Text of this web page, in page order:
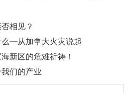
相见？
—从加拿大火灾说起
新区的危难祈祷！
们的产业